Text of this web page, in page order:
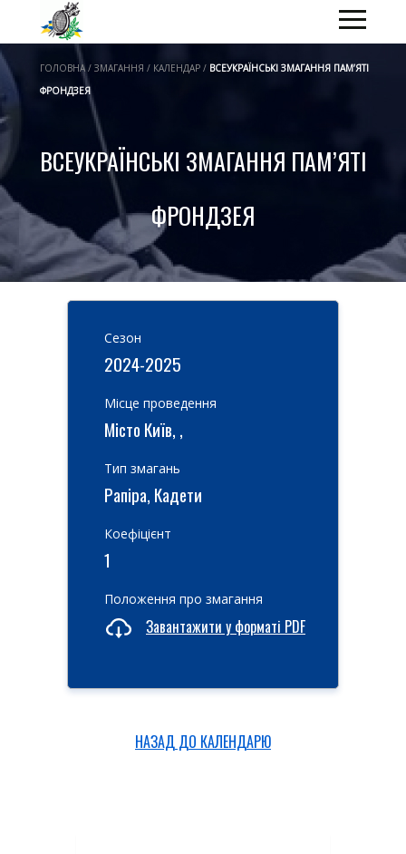
ГОЛОВНА / ЗМАГАННЯ / КАЛЕНДАР / ВСЕУКРАЇНСЬКІ ЗМАГАННЯ ПАМ’ЯТІ
ФРОНДЗЕЯ
ВСЕУКРАЇНСЬКІ ЗМАГАННЯ ПАМ’ЯТІ
ФРОНДЗЕЯ
Cезон
2024-2025
Місце проведення
Місто Київ, ,
Тип змагань
Рапіра, Кадети
Коефіцієнт
1
Положення про змагання
Завантажити у форматі PDF
НАЗАД ДО КАЛЕНДАРЮ